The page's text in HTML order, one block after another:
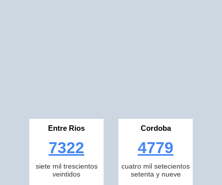
Entre Rios
7322
siete mil trescientos
veintidos
Cordoba
4779
cuatro mil setecientos
setenta y nueve